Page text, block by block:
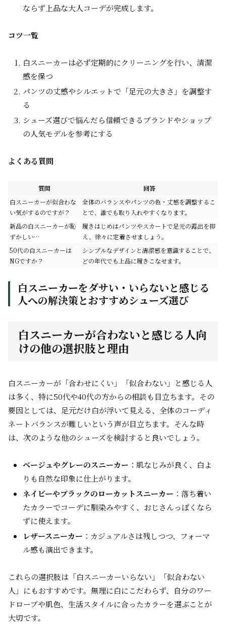
ならず上品な大人コーデが完成します。
コツ一覧
白スニーカーは必ず定期的にクリーニングを行い、清潔
感を保つ
パンツの丈感やシルエットで「足元の大きさ」を調整す
る
シューズ選びで悩んだら信頼できるブランドやショップ
の人気モデルを参考にする
よくある質問
質問
回答
白スニーカーが似合わな
い気がするのですが？
全体のバランスやパンツの色・丈感を調整するこ
とで、誰でも取り入れやすくなります。
新品の白スニーカーが恥
ずかしい…
履きはじめはパンツやスカートで足元の露出を抑
え、徐々に定着させましょう。
50代の白スニーカーは
NGですか？
シンプルなデザインと清潔感を意識することで、
どの年代でも上品に履きこなせます。
白スニーカーをダサい・いらないと感じる
人への解決策とおすすめシューズ選び
白スニーカーが合わないと感じる人向
けの他の選択肢と理由
白スニーカーが「合わせにくい」「似合わない」と感じる人
は多く、特に50代や40代の方からの相談も目立ちます。その
要因としては、足元だけ白が浮いて見える、全体のコーディ
ネートバランスが難しいという声が目立ちます。そんな時
は、次のような他のシューズを検討すると良いでしょう。
ベージュやグレーのスニーカー ：肌なじみが良く、白よ
りも自然な印象に仕上がります。
ネイビーやブラックのローカットスニーカー ：落ち着い
たカラーでコーデに馴染みやすく、おじさんっぽくなら
ずに使えます。
レザースニーカー ：カジュアルさは残しつつ、フォーマ
ル感も演出できます。
これらの選択肢は「白スニーカーいらない」「似合わない
人」にもおすすめです。無理に白にこだわらず、自分のワー
ドローブや肌色、生活スタイルに合ったカラーを選ぶことが
大切です。